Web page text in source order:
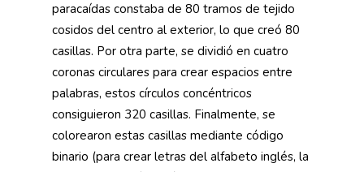
paracaídas constaba de 80 tramos de tejido
cosidos del centro al exterior, lo que creó 80
casillas. Por otra parte, se dividió en cuatro
coronas circulares para crear espacios entre
palabras, estos círculos concéntricos
consiguieron 320 casillas. Finalmente, se
colorearon estas casillas mediante código
binario (para crear letras del alfabeto inglés, la